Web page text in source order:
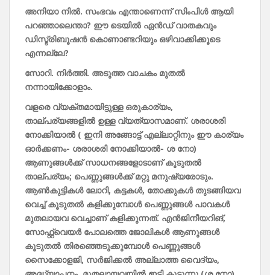
അനിയാ നിൽ. സംഭവം എന്താണെന്ന്സിംപിൾ ആയി
പറഞ്ഞാലെന്താ? ഈ ടെയിൽ ഏൻഡ്വാതകവും
ഡിസ്ട്രിബൂഷൻ കൊണാണ്ടറിയും ഒഴിവാക്കിക്കൂടെ
എന്നല്ലേ?
സോറി. നിർത്തി. അടുത്ത വാചകം മുതൽ
നന്നായിക്കോളാം.
വളരെ വ്യക്തമായിട്ടുള്ള ഒരുകാര്യം,
താല്പര്യങ്ങളിൽ ഉള്ള വ്യത്യാസമാണ്. ശരാശരി
നോക്കിയാൽ ( ഇനി അങ്ങോട്ട്എല്ലാറ്റിനും ഈ കാര്യം
ഓർക്കണം- ശരാശരി നോക്കിയാൽ- ശ നോ)
ആണുങ്ങൾക്ക്സാധനങ്ങളോടാണ്കൂടുതൽ
താല്പര്യം; പെണ്ണുങ്ങൾക്ക്മറ്റു മനുഷ്യരോടും.
ആൺകുട്ടികൾ ലോറി, കട്ടകൾ, തോക്കുകൾ തുടങ്ങിയവ
വെച്ച്കൂടുതൽ കളിക്കുമ്പോൾ പെണ്ണുങ്ങൾ പാവകൾ
മുതലായവ വെച്ചാണ്കളിക്കുന്നത്. എൻജിനീയറിങ്,
സോഫ്റ്റ്‌വെയർ പോലത്തെ ജോലികൾ ആണുങ്ങൾ
കൂടുതൽ തിരഞ്ഞെടുക്കുമ്പോൾ പെണ്ണുങ്ങൾ
സൈക്കോളജി, സർജിക്കൽ അല്ലാത്ത വൈദ്യം,